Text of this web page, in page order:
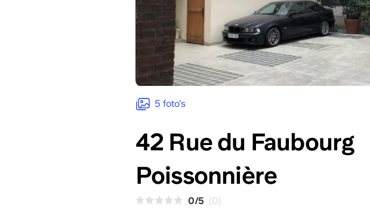
5 foto's
42 Rue du Faubourg
Poissonnière
0/5 (0)